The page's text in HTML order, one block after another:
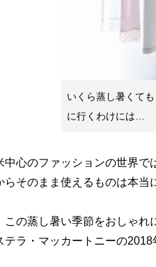
いくら蒸し暑くて
に行くわけには…
心のファッションの世界で
そのまま使えるものは本当
の蒸し暑い季節をおしゃれ
テラ・マッカートニーの